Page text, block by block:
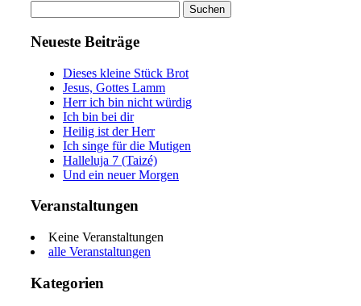
nach:
Neueste Beiträge
Dieses kleine Stück Brot
Jesus, Gottes Lamm
Herr ich bin nicht würdig
Ich bin bei dir
Heilig ist der Herr
Ich singe für die Mutigen
Halleluja 7 (Taizé)
Und ein neuer Morgen
Veranstaltungen
Keine Veranstaltungen
alle Veranstaltungen
Kategorien